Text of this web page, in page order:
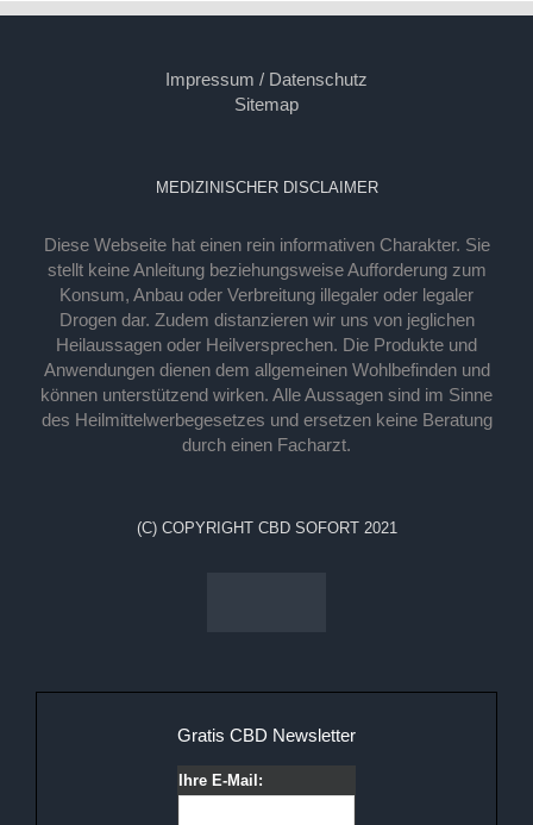
Impressum / Datenschutz
Sitemap
MEDIZINISCHER DISCLAIMER
Diese Webseite hat einen rein informativen Charakter. Sie
stellt keine Anleitung beziehungsweise Aufforderung zum
Konsum, Anbau oder Verbreitung illegaler oder legaler
Drogen dar. Zudem distanzieren wir uns von jeglichen
Heilaussagen oder Heilversprechen. Die Produkte und
Anwendungen dienen dem allgemeinen Wohlbefinden und
können unterstützend wirken. Alle Aussagen sind im Sinne
des Heilmittelwerbegesetzes und ersetzen keine Beratung
durch einen Facharzt.
(C) COPYRIGHT CBD SOFORT 2021
Gratis CBD Newsletter
Ihre E-Mail: